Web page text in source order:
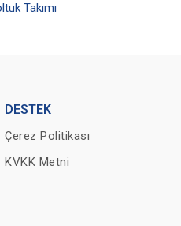
Takımı
DESTEK
Çerez Politikası
KVKK Metni